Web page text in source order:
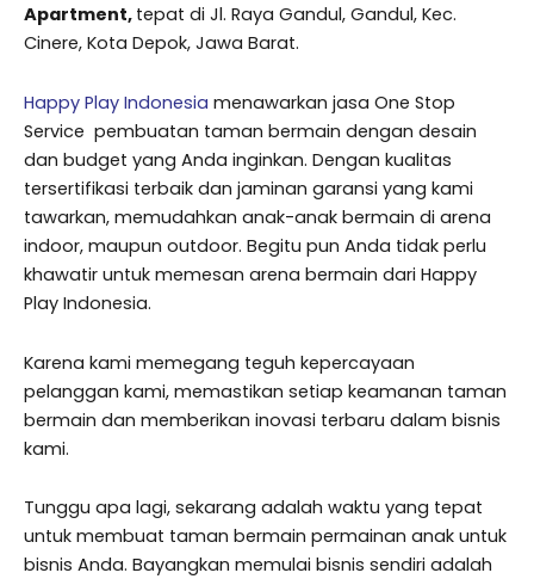
Apartment, tepat di Jl. Raya Gandul, Gandul, Kec.
Cinere, Kota Depok, Jawa Barat.
Happy Play Indonesia menawarkan jasa One Stop
Service pembuatan taman bermain dengan desain
dan budget yang Anda inginkan. Dengan kualitas
tersertifikasi terbaik dan jaminan garansi yang kami
tawarkan, memudahkan anak-anak bermain di arena
indoor, maupun outdoor. Begitu pun Anda tidak perlu
khawatir untuk memesan arena bermain dari Happy
Play Indonesia.
Karena kami memegang teguh kepercayaan
pelanggan kami, memastikan setiap keamanan taman
bermain dan memberikan inovasi terbaru dalam bisnis
kami.
Tunggu apa lagi, sekarang adalah waktu yang tepat
untuk membuat taman bermain permainan anak untuk
bisnis Anda. Bayangkan memulai bisnis sendiri adalah